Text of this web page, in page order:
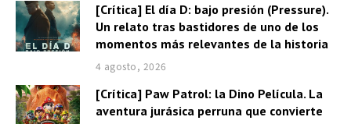
[Crítica] El día D: bajo presión (Pressure).
Un relato tras bastidores de uno de los
momentos más relevantes de la historia
4 agosto, 2026
[Crítica] Paw Patrol: la Dino Película. La
aventura jurásica perruna que convierte